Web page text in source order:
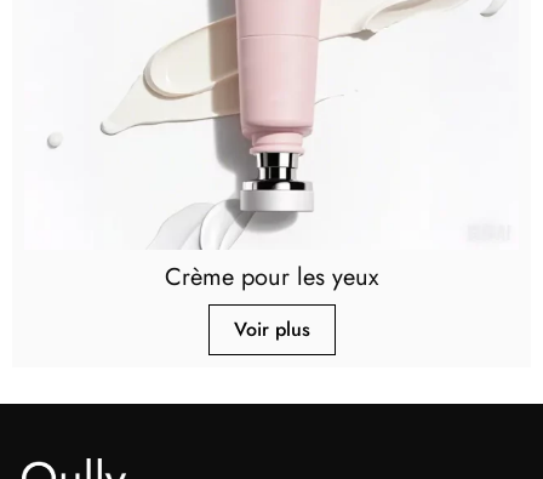
Crème pour les yeux
Voir plus